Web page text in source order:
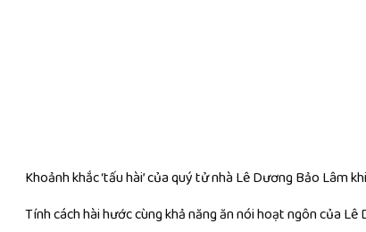
Khoảnh khắc ‘tấu hài’ của quý tử nhà Lê Dương Bảo Lâm
Tính cách hài hước cùng khả năng ăn nói hoạt ngôn của